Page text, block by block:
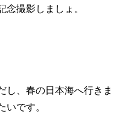
念撮影しましょ。
し、春の日本海へ行きま
いです。